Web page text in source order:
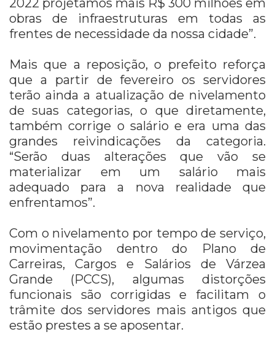
2022 projetamos mais R$ 300 milhões em
obras de infraestruturas em todas as
frentes de necessidade da nossa cidade”.
Mais que a reposição, o prefeito reforça
que a partir de fevereiro os servidores
terão ainda a atualização de nivelamento
de suas categorias, o que diretamente,
também corrige o salário e era uma das
grandes reivindicações da categoria.
“Serão duas alterações que vão se
materializar em um salário mais
adequado para a nova realidade que
enfrentamos”.
Com o nivelamento por tempo de serviço,
movimentação dentro do Plano de
Carreiras, Cargos e Salários de Várzea
Grande (PCCS), algumas distorções
funcionais são corrigidas e facilitam o
trâmite dos servidores mais antigos que
estão prestes a se aposentar.